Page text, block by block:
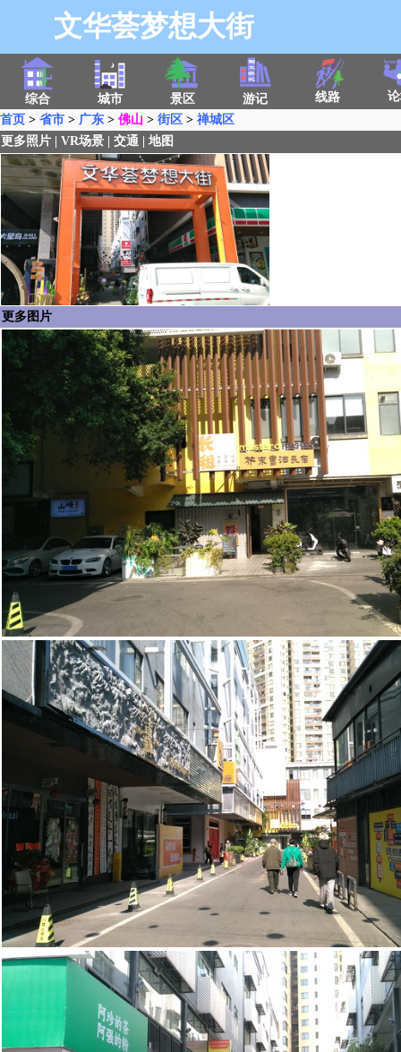
文华荟梦想大街
综合 城市 景区 游记 线路
首页 > 省市 > 广东 > 佛山 > 街区 > 禅城区
更多照片
VR场景 交通 地图
更多图片